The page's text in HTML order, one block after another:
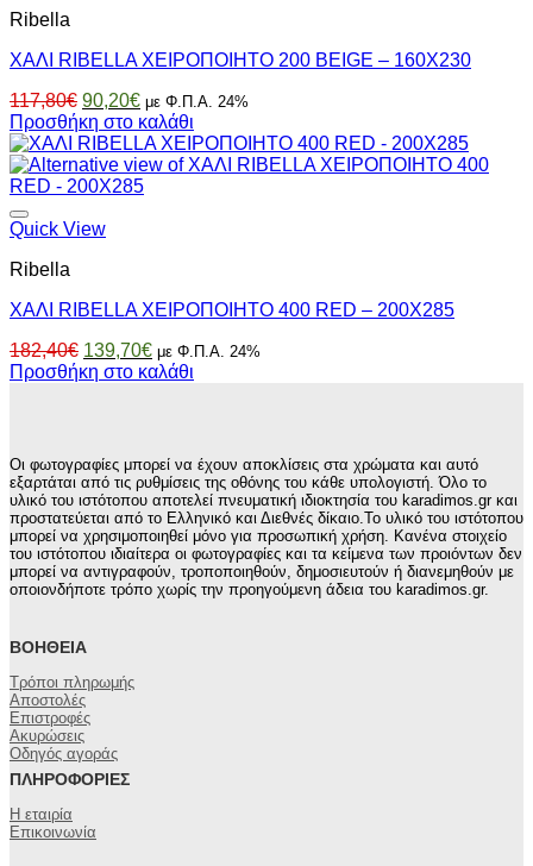
Ribella
ΧΑΛΙ RIBELLA ΧΕΙΡΟΠΟΙΗΤΟ 200 BEIGE – 160X230
117,80€ Original
price
was:
117,80€.
90,20€Η
τρέχουσα
τιμή
είναι:
90,20€.
με Φ.Π.Α. 24%
Προσθήκη στο καλάθι
Quick View
Ribella
ΧΑΛΙ RIBELLA ΧΕΙΡΟΠΟΙΗΤΟ 400 RED – 200X285
182,40€ Original
price
139,70€Η
τρέχουσα
με Φ.Π.Α. 24%
Προσθήκη στο καλάθι
Οι φωτογραφίες μπορεί να έχουν αποκλίσεις στα χρώματα και αυτό
εξαρτάται από τις ρυθμίσεις της οθόνης του κάθε υπολογιστή. Όλο το
υλικό του ιστότοπου αποτελεί πνευματική ιδιοκτησία του karadimos.gr και
προστατεύεται από το Ελληνικό και Διεθνές δίκαιο.Το υλικό του ιστότοπου
μπορεί να χρησιμοποιηθεί μόνο για προσωπική χρήση. Κανένα στοιχείο
του ιστότοπου ιδιαίτερα οι φωτογραφίες και τα κείμενα των προιόντων δεν
μπορεί να αντιγραφούν, τροποποιηθούν, δημοσιευτούν ή διανεμηθούν με
οποιονδήποτε τρόπο χωρίς την προηγούμενη άδεια του karadimos.gr.
ΒΟΉΘΕΙΑ
Τρόποι πληρωμής
Αποστολές
Επιστροφές
Ακυρώσεις
Οδηγός αγοράς
ΠΛΗΡΟΦΟΡΊΕΣ
Η εταιρία
Επικοινωνία